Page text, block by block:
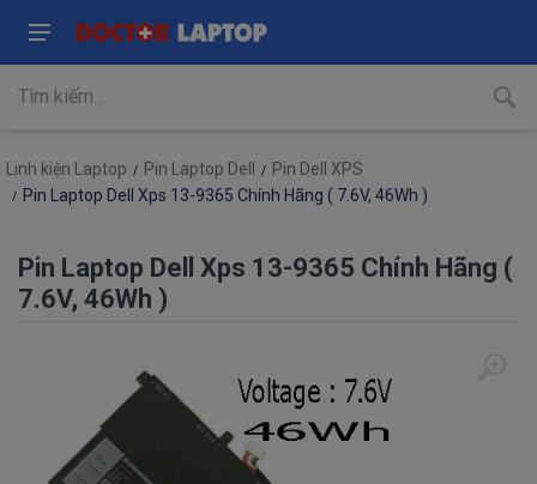
Linh kiện Laptop Pin Laptop Dell
Pin Dell XPS
Pin Laptop Dell Xps 13-9365 Chính Hãng ( 7.6V, 46Wh )
Pin Laptop Dell Xps 13-9365 Chính Hãng (
7.6V, 46Wh )